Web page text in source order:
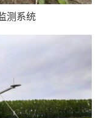
测系统